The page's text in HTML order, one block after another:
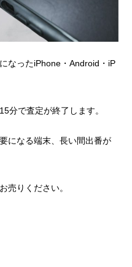
なったiPhone・Android・iP
分で査定が終了します。
になる端末、長い間出番が
売りください。